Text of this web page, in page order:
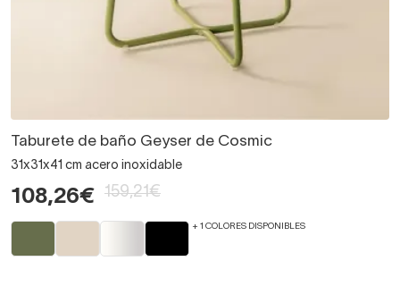
Taburete de baño Geyser de Cosmic
31x31x41 cm acero inoxidable
108,26€ 159,21€
+ 1 COLORES DISPONIBLES